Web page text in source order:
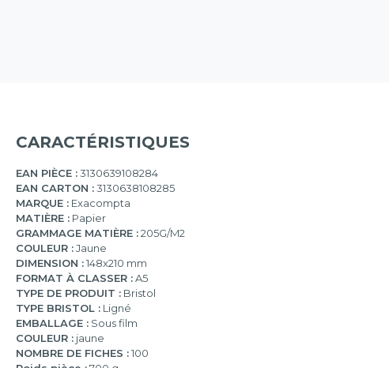
CARACTÉRISTIQUES
EAN PIÈCE :3130639108284
EAN CARTON :3130638108285
MARQUE : Exacompta
MATIÈRE : Papier
GRAMMAGE MATIÈRE :205G/M2
COULEUR :Jaune
DIMENSION :148x210 mm
FORMAT À CLASSER :A5
TYPE DE PRODUIT : Bristol
TYPE BRISTOL : Ligné
EMBALLAGE : Sous film
COULEUR : jaune
NOMBRE DE FICHES :100